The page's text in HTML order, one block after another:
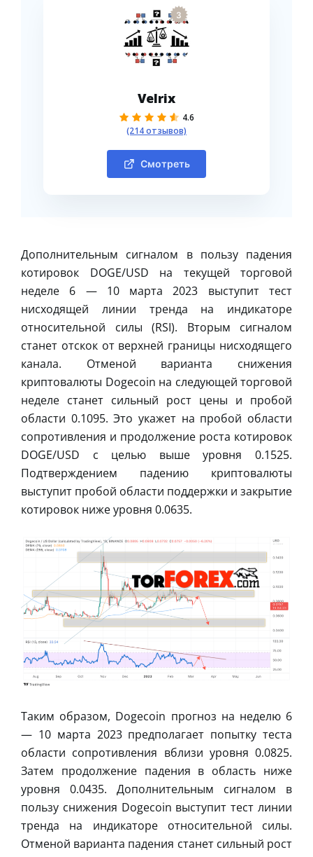
3
Velrix
4.6
(214 отзывов)
Смотреть
Дополнительным сигналом в пользу падения
котировок DOGE/USD на текущей торговой
неделе 6 — 10 марта 2023 выступит тест
нисходящей линии тренда на индикаторе
относительной силы (RSI). Вторым сигналом
станет отскок от верхней границы нисходящего
канала. Отменой варианта снижения
криптовалюты Dogecoin на следующей торговой
неделе станет сильный рост цены и пробой
области 0.1095. Это укажет на пробой области
сопротивления и продолжение роста котировок
DOGE/USD с целью выше уровня 0.1525.
Подтверждением падению криптовалюты
выступит пробой области поддержки и закрытие
котировок ниже уровня 0.0635.
Таким образом, Dogecoin прогноз на неделю 6
— 10 марта 2023 предполагает попытку теста
области сопротивления вблизи уровня 0.0825.
Затем продолжение падения в область ниже
уровня 0.0435. Дополнительным сигналом в
пользу снижения Dogecoin выступит тест линии
тренда на индикаторе относительной силы.
Отменой варианта падения станет сильный рост